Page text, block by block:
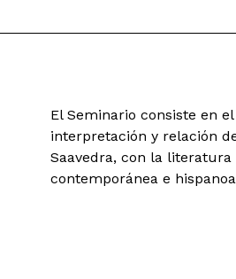
El Seminario consiste en
interpretación y relación
Saavedra, con la
contemporánea e